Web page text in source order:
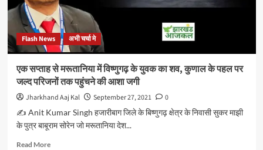
गए
Flash News अभी चर्चा मे
एक सप्ताह से मरूतानिया में विष्णुगढ़ के युवक का शव, कुणाल के पहल पर
जल्द परिजनों तक पहुंचने की आशा जगी
Jharkhand Aaj Kal September 27, 2021
0
✍️ Anit Kumar Singh हजारीबाग जिले के बिष्णुगढ़ क्षेत्र के निवासी सुकर माझी
के पुत्र बाबूराम सोरेन जो मरूतानिया देश...
Read MoreRead